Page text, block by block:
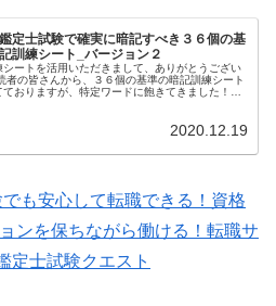
定士試験で確実に暗記すべき３６個の基
訓練シート_バージョン２
シートを活用いただきまして、ありがとうござい
者の皆さんから、３６個の基準の暗記訓練シート
ておりますが、特定ワードに飽きてきました！と
2020.12.19
でも安心して転職できる！資格
ンを保ちながら働ける！転職サ
定士試験クエスト